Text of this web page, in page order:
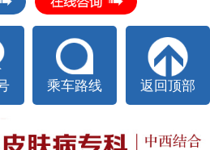
乘车路线 返回顶部